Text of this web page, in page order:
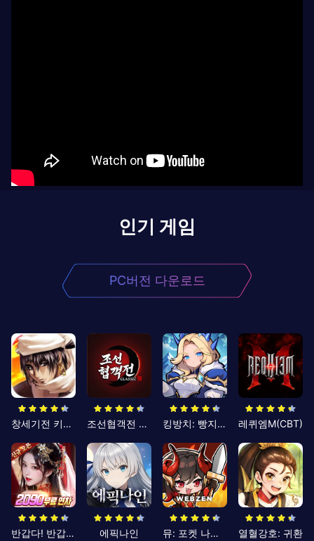
인기 게임
PC버전 다운로드
창세기전 키우기 조선협객전 클래식 킹방치: 빵지의 제왕 레퀴엠M(CBT)
반갑다! 반갑삼국지 에픽나인 뮤: 포켓 나이츠 열혈강호: 귀환